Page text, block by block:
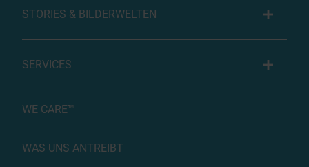
STORIES & BILDERWELTEN
SERVICES
WE CARE™
WAS UNS ANTREIBT